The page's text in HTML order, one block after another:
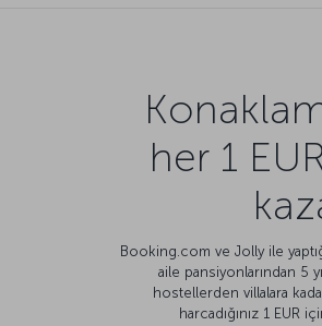
her 1
Booking.com ve Jolly ile
aile pansiyonlarından 5
hostellerden villalara
harcadığınız 1 EUR